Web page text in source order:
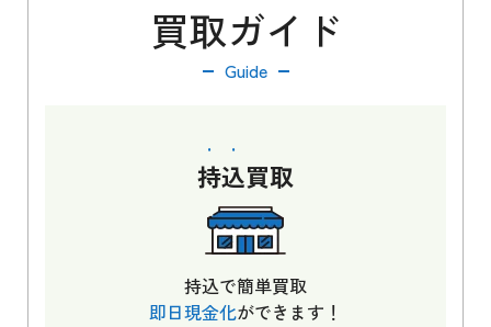
買取ガイド
Guide
持込買取
持込で簡単買取
即日現金化ができます！